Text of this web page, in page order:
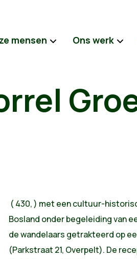
mensen Ons werk
( 430,) met een cultuur-
Bosland onder begeleiding van
de wandelaars getrakteerd op
(Parkstraat 21, Overpelt). De